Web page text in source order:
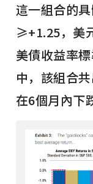
這一組合的
≥+1.25，美
美債收益率
中，該組合
在6個月內下